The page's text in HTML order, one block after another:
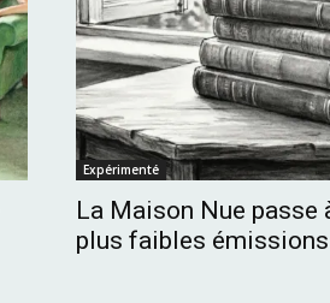
Expérimenté
La Maison Nue passe
plus faibles émissions